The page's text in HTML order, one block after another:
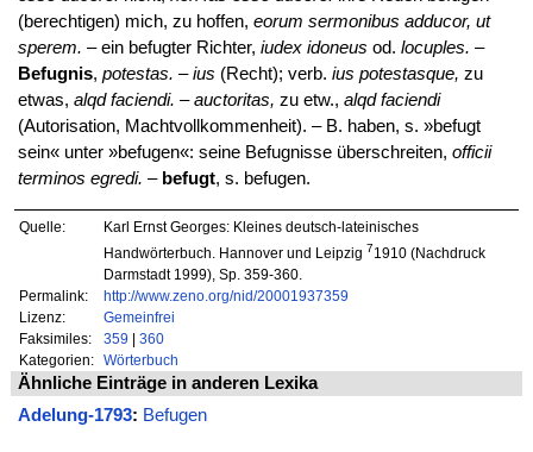
(berechtigen) mich, zu hoffen, eorum sermonibus adducor, ut
sperem. – ein befugter Richter, iudex idoneus od. locuples. –
Befugnis, potestas. – ius (Recht); verb. ius potestasque, zu
etwas, alqd faciendi. – auctoritas, zu etw., alqd faciendi
(Autorisation, Machtvollkommenheit). – B. haben, s. »befugt
sein« unter »befugen«: seine Befugnisse überschreiten, officii
terminos egredi. – befugt, s. befugen.
Quelle:
Karl Ernst Georges: Kleines deutsch-lateinisches
Handwörterbuch. Hannover und Leipzig 71910 (Nachdruck
Darmstadt 1999), Sp. 359-360.
Permalink:
http://www.zeno.org/nid/20001937359
Lizenz:
Gemeinfrei
Faksimiles:
359 | 360
Kategorien:
Wörterbuch
Ähnliche Einträge in anderen Lexika
Adelung-1793: Befugen